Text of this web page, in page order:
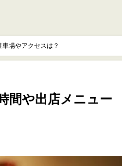
場やアクセスは？
間や出店メニュー